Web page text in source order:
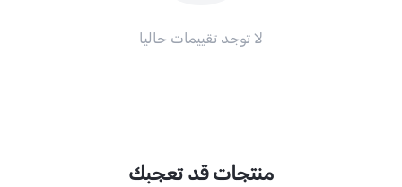
لا توجد تقييمات حاليا
منتجات قد تعجبك